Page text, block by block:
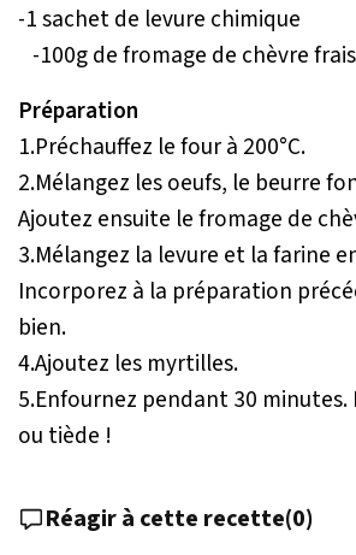
-1 sachet de levure chimique
-100g de fromage de chèvre frais
Préparation
1.Préchauffez le four à 200°C.
2.Mélangez les oeufs, le beurre
Ajoutez ensuite le fromage de
3.Mélangez la levure et la farine
Incorporez à la préparation
bien.
4.Ajoutez les myrtilles.
5.Enfournez pendant 30 minutes.
ou tiède !
Réagir à cette recette(0)